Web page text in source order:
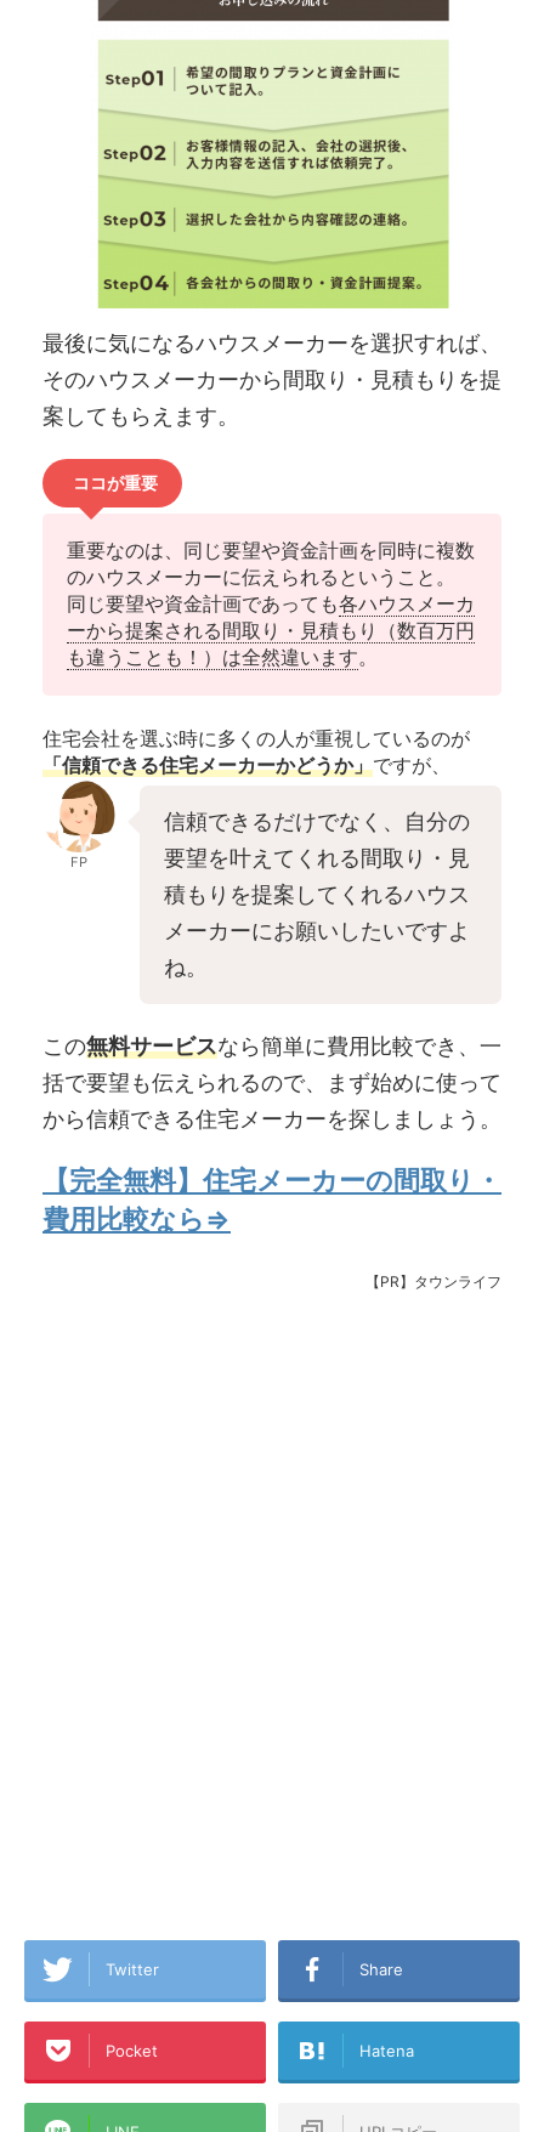
最後に気になるハウスメーカーを選択すれば、
そのハウスメーカーから間取り・見積もりを提
案してもらえます。
ココが重要
重要なのは、同じ要望や資金計画を同時に複数
のハウスメーカーに伝えられるということ。
同じ要望や資金計画であっても各ハウスメーカ
ーから提案される間取り・見積もり（数百万円
も違うことも！）は全然違います。
住宅会社を選ぶ時に多くの人が重視しているのが
「信頼できる住宅メーカーかどうか」ですが、
FP
信頼できるだけでなく、自分の
要望を叶えてくれる間取り・見
積もりを提案してくれるハウス
メーカーにお願いしたいですよ
ね。
この無料サービスなら簡単に費用比較でき、一
括で要望も伝えられるので、まず始めに使って
から信頼できる住宅メーカーを探しましょう。
【完全無料】住宅メーカーの間取り・
費用比較なら⇒
【PR】タウンライフ
Twitter Share
Pocket Hatena